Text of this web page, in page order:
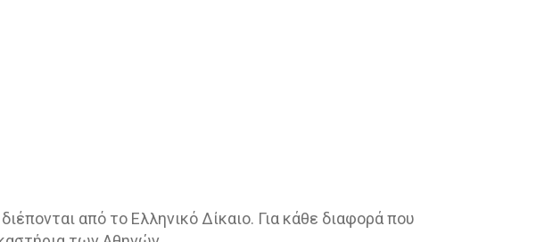
από το Ελληνικό Δίκαιο. Για κάθε διαφορά που